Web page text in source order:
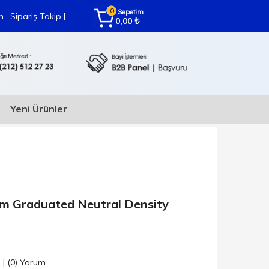
| Sipariş Takip | 0 Sepetim
0,00 ₺
Yeni Ürünler
Graduated Neutral Density
| (0) Yorum